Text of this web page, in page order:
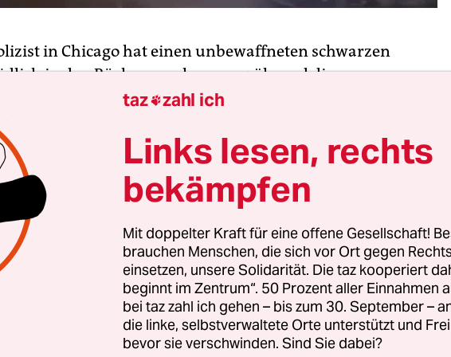
in Chicago hat einen unbewaffneten schwarzen
in den Rücken geschossen, während dieser
Die Polizeiabteilung in der US-Metropole selber
am Freitag mehrere Videos, die das Vorspiel des
28. Juli zeigen. Die beteiligten Polizisten sind nach
vom Dienst suspendiert und die Ermittlungen im
von Kameras am Körper der Polizeibeamten und
von Streifenwagen aufgenommen. Darin
wie zwei Polizisten während einer Verfolgungsjagd auf
gemeldetes Auto feuern, das davonjagt, nachdem es
Uniformierten beinahe angefahren hat.
taz zahl ich
Links lesen, rechts
bekämpfen
Mit doppelter Kraft für eine offene Gesellschaft!
brauchen Menschen, die sich vor Ort gegen
einsetzen, unsere Solidarität. Die taz kooperiert
beginnt im Zentrum“. 50 Prozent aller Einnahmen
bei taz zahl ich gehen – bis zum 30. September –
die linke, selbstverwaltete Orte unterstützt und
bevor sie verschwinden. Sind Sie dabei?